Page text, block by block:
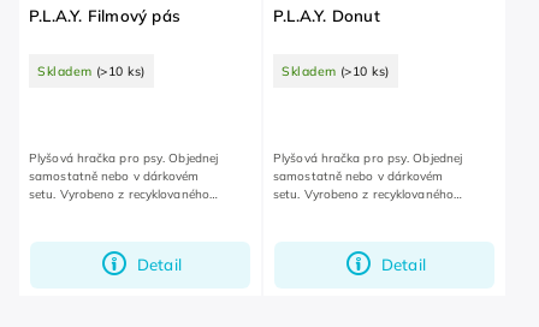
P.L.A.Y. Filmový pás
Skladem (>10 ks)
Detail
Plyšová hračka pro psy. Objednej
samostatně nebo v dárkovém
setu. Vyrobeno z recyklovaného
P.L.A.Y. Donut
Skladem (>10 ks)
Detail
Plyšová hračka pro psy. Objednej
samostatně nebo v dárkovém
setu. Vyrobeno z recyklovaného